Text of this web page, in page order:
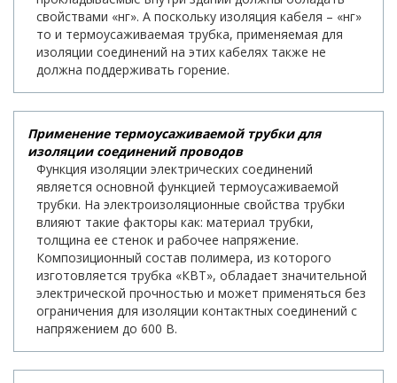
свойствами «нг». А поскольку изоляция кабеля – «нг»
то и термоусаживаемая трубка, применяемая для
изоляции соединений на этих кабелях также не
должна поддерживать горение.
Применение термоусаживаемой трубки для
изоляции соединений проводов
Функция изоляции электрических соединений
является основной функцией термоусаживаемой
трубки. На электроизоляционные свойства трубки
влияют такие факторы как: материал трубки,
толщина ее стенок и рабочее напряжение.
Композиционный состав полимера, из которого
изготовляется трубка «КВТ», обладает значительной
электрической прочностью и может применяться без
ограничения для изоляции контактных соединений с
напряжением до 600 В.